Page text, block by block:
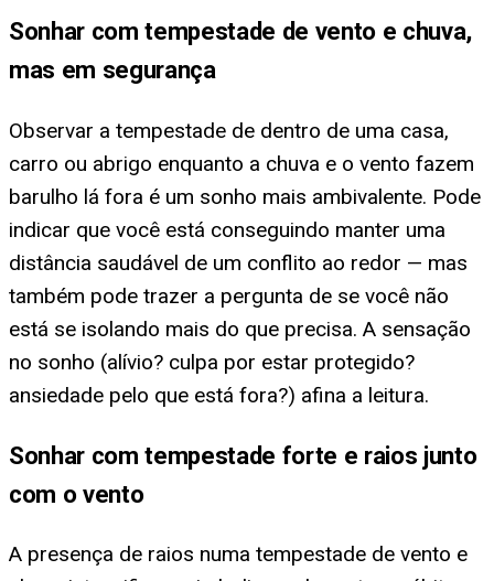
Sonhar com tempestade de vento e chuva,
mas em segurança
Observar a tempestade de dentro de uma casa,
carro ou abrigo enquanto a chuva e o vento fazem
barulho lá fora é um sonho mais ambivalente. Pode
indicar que você está conseguindo manter uma
distância saudável de um conflito ao redor — mas
também pode trazer a pergunta de se você não
está se isolando mais do que precisa. A sensação
no sonho (alívio? culpa por estar protegido?
ansiedade pelo que está fora?) afina a leitura.
Sonhar com tempestade forte e raios junto
com o vento
A presença de raios numa tempestade de vento e